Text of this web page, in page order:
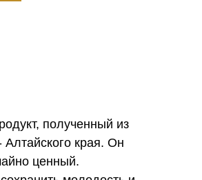
полученный из
Алтайского края. Он
ценный.